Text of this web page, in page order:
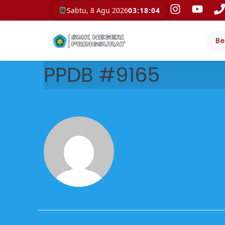
⏰Sabtu, 8 Agu 202603:18:04
PPDB #9165